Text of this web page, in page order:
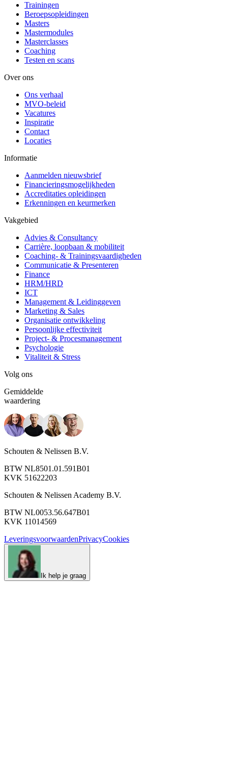
Trainingen
Beroepsopleidingen
Masters
Mastermodules
Masterclasses
Coaching
Testen en scans
Over ons
Ons verhaal
MVO-beleid
Vacatures
Inspiratie
Contact
Locaties
Informatie
Aanmelden nieuwsbrief
Financieringsmogelijkheden
Accreditaties opleidingen
Erkenningen en keurmerken
Vakgebied
Advies & Consultancy
Carrière, loopbaan & mobiliteit
Coaching- & Trainingsvaardigheden
Communicatie & Presenteren
Finance
HRM/HRD
ICT
Management & Leidinggeven
Marketing & Sales
Organisatie ontwikkeling
Persoonlijke effectiviteit
Project- & Procesmanagement
Psychologie
Vitaliteit & Stress
Volg ons
Gemiddelde
waardering
Schouten & Nelissen B.V.
BTW NL8501.01.591B01
KVK 51622203
Schouten & Nelissen Academy B.V.
BTW NL0053.56.647B01
KVK 11014569
LeveringsvoorwaardenPrivacyCookies
Ik help je graag